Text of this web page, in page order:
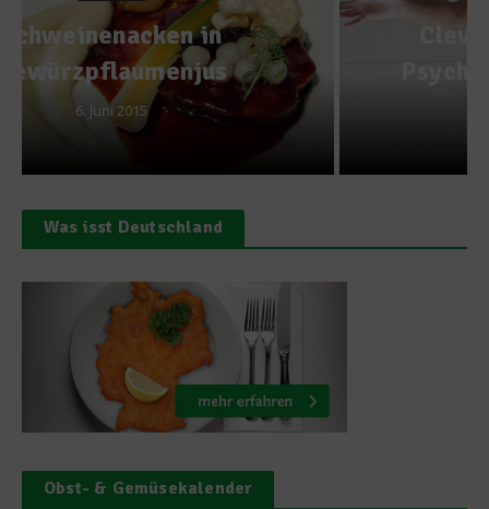
Clever zur Strandfigur –
Psychotipps zum Abnehmen
7. August 2013
Was isst Deutschland
Obst- & Gemüsekalender